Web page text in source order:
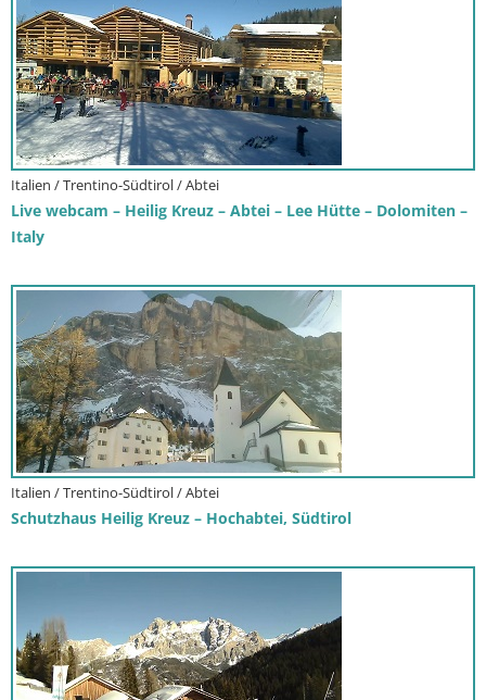
Italien / Trentino-Südtirol / Abtei
Live webcam – Heilig Kreuz – Abtei – Lee Hütte – Dolomiten –
Italy
Italien / Trentino-Südtirol / Abtei
Schutzhaus Heilig Kreuz – Hochabtei, Südtirol